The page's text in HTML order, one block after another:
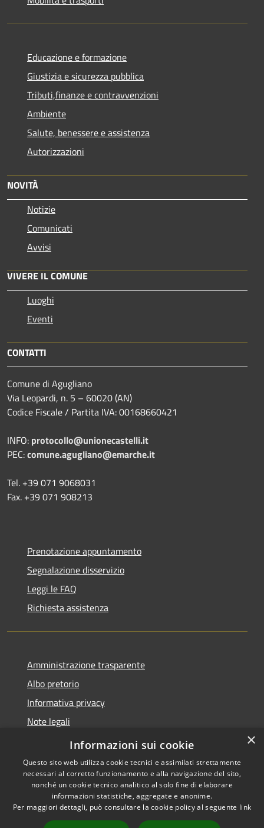
Educazione e formazione
Giustizia e sicurezza pubblica
Tributi,finanze e contravvenzioni
Ambiente
Salute, benessere e assistenza
Autorizzazioni
NOVITÀ
Notizie
Comunicati
Avvisi
VIVERE IL COMUNE
Luoghi
Eventi
CONTATTI
Comune di Agugliano
Via Leopardi, n. 5 – 60020 (AN)
Codice Fiscale / Partita IVA: 00168660421
INFO: protocollo@unionecastelli.it
PEC:comune.agugliano@emarche.it
Tel. +39 071 9068031
Fax. +39 071 908213
Prenotazione appuntamento
Segnalazione disservizio
Leggi le FAQ
Richiesta assistenza
Amministrazione trasparente
Albo pretorio
Informativa privacy
Note legali
Dichiarazione di accessibilità
Accessibilità
Copyright © 2026 • Comune di
Agugliano • Powered by
×
Informazioni sui cookie
Questo sito web utilizza cookie tecnici e assimilati strettamente
necessari al corretto funzionamento e alla navigazione del sito,
nonché un cookie tecnico analitico al solo fine di elaborare
informazioni statistiche, aggregate e anonime.
Per maggiori dettagli, può consultare la cookie policy al seguente link